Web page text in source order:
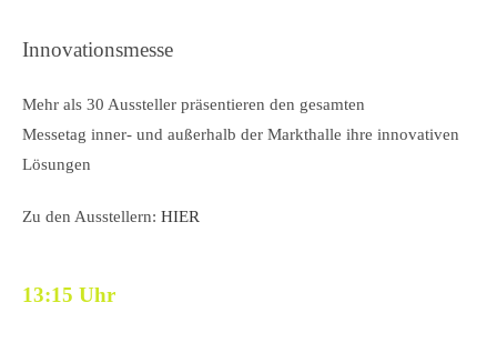
Innovationsmesse
Mehr als 30 Aussteller präsentieren den gesamten
Messetag inner- und außerhalb der Markthalle ihre innovativen
Lösungen
Zu den Ausstellern: HIER
13:15 Uhr